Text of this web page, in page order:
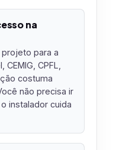
na
para a
CPFL,
costuma
não precisa ir
instalador cuida